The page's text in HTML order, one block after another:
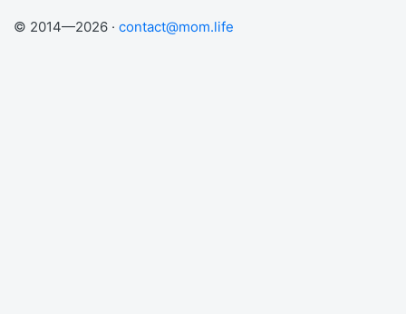
© 2014—2026 · contact@mom.life